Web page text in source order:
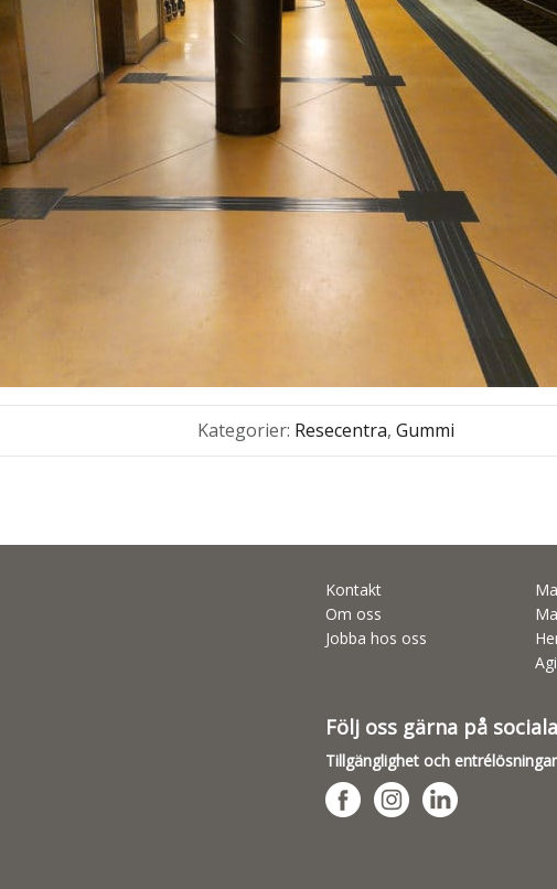
Kategorier: Resecentra, Gummi
Kontakt
Om oss
Jobba hos oss
Följ oss gärna på
Tillgänglighet och entrélösningar